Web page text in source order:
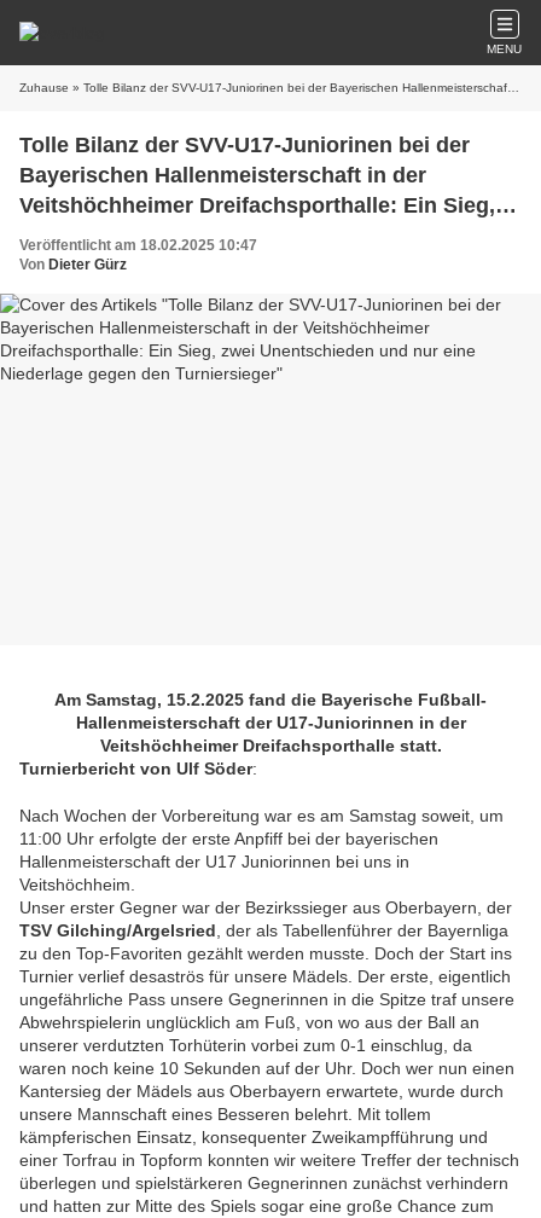
MENU
Zuhause » Tolle Bilanz der SVV-U17-Juniorinen bei der Bayerischen Hallenmeisterschaft in der Veitshöchheimer Dreifachsporthalle: Ein Sieg, zwei Unentschieden und nur eine Niederlage gegen den Turniersieger
Tolle Bilanz der SVV-U17-Juniorinen bei der
Bayerischen Hallenmeisterschaft in der
Veitshöchheimer Dreifachsporthalle: Ein Sieg,
zwei Unentschieden und nur eine Niederlage
gegen den Turniersieger
Veröffentlicht am 18.02.2025 10:47
Von Dieter Gürz
Am Samstag, 15.2.2025 fand die Bayerische Fußball-
Hallenmeisterschaft der U17-Juniorinnen in der
Veitshöchheimer Dreifachsporthalle statt.
Turnierbericht von Ulf Söder:
Nach Wochen der Vorbereitung war es am Samstag soweit, um
11:00 Uhr erfolgte der erste Anpfiff bei der bayerischen
Hallenmeisterschaft der U17 Juniorinnen bei uns in
Veitshöchheim.
Unser erster Gegner war der Bezirkssieger aus Oberbayern, der
TSV Gilching/Argelsried , der als Tabellenführer der Bayernliga
zu den Top-Favoriten gezählt werden musste. Doch der Start ins
Turnier verlief desaströs für unsere Mädels. Der erste, eigentlich
ungefährliche Pass unsere Gegnerinnen in die Spitze traf unsere
Abwehrspielerin unglücklich am Fuß, von wo aus der Ball an
unserer verdutzten Torhüterin vorbei zum 0-1 einschlug, da
waren noch keine 10 Sekunden auf der Uhr. Doch wer nun einen
Kantersieg der Mädels aus Oberbayern erwartete, wurde durch
unsere Mannschaft eines Besseren belehrt. Mit tollem
kämpferischen Einsatz, konsequenter Zweikampfführung und
einer Torfrau in Topform konnten wir weitere Treffer der technisch
überlegen und spielstärkeren Gegnerinnen zunächst verhindern
und hatten zur Mitte des Spiels sogar eine große Chance zum